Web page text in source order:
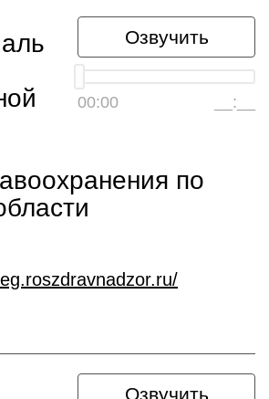
Озвучить
00:00 __:__
по
Озвучить